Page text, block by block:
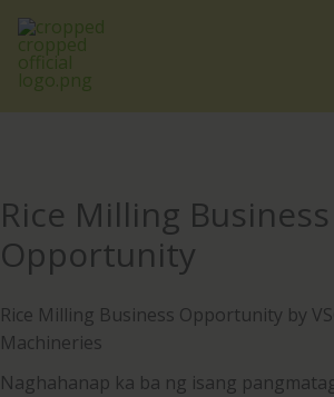
Rice Milling Business
Opportunity
Rice Milling Business Opportunity by
Machineries
Naghahanap ka ba ng isang